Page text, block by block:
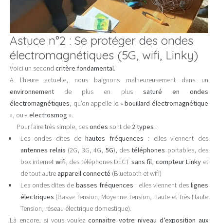
Astuce n°2 : Se protéger des ondes
électromagnétiques (5G, wifi, Linky)
Voici un second critère fondamental.
A l’heure actuelle, nous baignons malheureusement dans un
environnement de plus en plus saturé en ondes
électromagnétiques, qu’on appelle le «bouillard électromagnétique
», ou « electrosmog ».
Pour faire très simple, cesondes sont de 2 types :
Les ondes dites dehautes fréquences : elles viennent des
antennes relais (2G, 3G, 4G, 5G), destéléphones portables, des
box internet wifi, des téléphones DECT sans fil, compteur Linky et
de tout autreappareil connecté (Bluetooth et wifi)
Les ondes dites debasses fréquences : elles viennent deslignes
électriques (Basse Tension, Moyenne Tension, Haute et Très Haute
Tension, réseau électrique domestique).
Là encore, si vous voulezconnaitre votre niveau d’exposition aux